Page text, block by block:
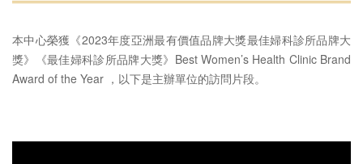
本中心榮獲《2023年度亞洲最有價值品牌大獎最佳婦科診所品牌大
獎》《最佳婦科診所品牌大獎》Best Women’s Health Clinic Brand
Award of the Year ，以下是主辦單位的訪問片段。